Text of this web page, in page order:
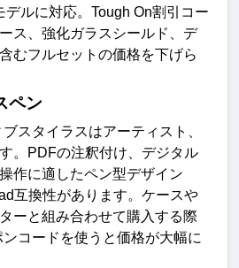
デルに対応。Tough On割引コー
ス、強化ガラスシールド、デ
むフルセットの価格を下げら
ペン
スタイラスはアーティスト、
。PDFの注釈付け、デジタル
作に適したペン型デザイン
互換性があります。ケースや
ーと組み合わせて購入する際
コードを使うと価格が大幅に